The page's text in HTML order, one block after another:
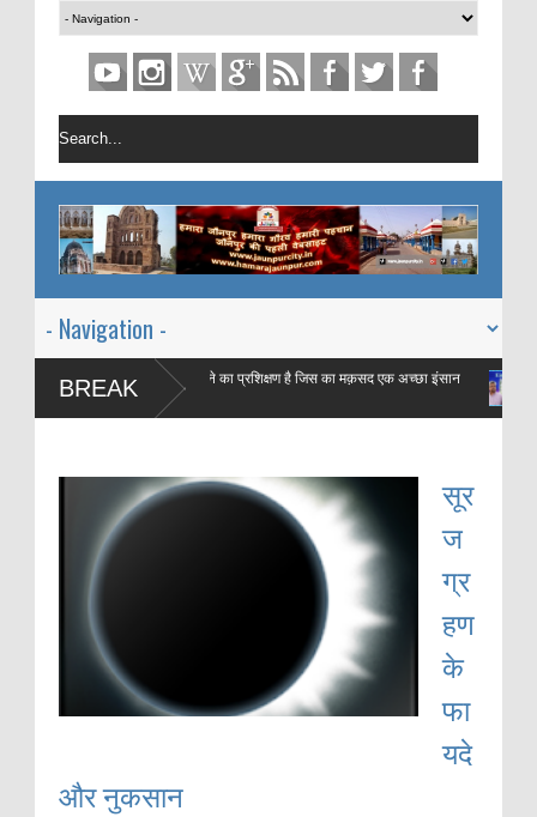
BREAK
माह ऐ रमज़ान एक महीने का प्रशिक्षण है जिस का मक़सद एक अच्छा इंसान
बनाना है |
ईद में
की ज़बानी
सूर
ज
ग्र
हण
के
फा
यदे
और नुकसान